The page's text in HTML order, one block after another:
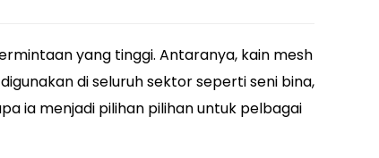
yang tinggi. Antaranya, kain mesh
di seluruh sektor seperti seni bina,
ia menjadi pilihan pilihan untuk pelbagai